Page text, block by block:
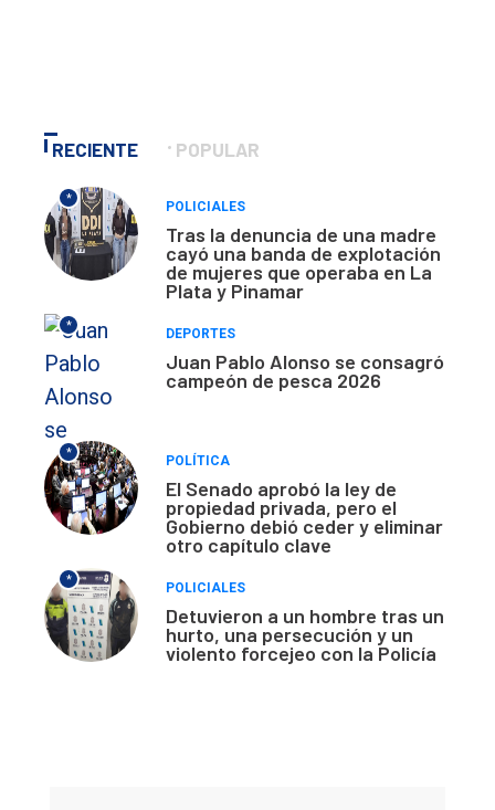
RECIENTE POPULAR
*
POLICIALES
Tras la denuncia de una madre
cayó una banda de explotación
de mujeres que operaba en La
Plata y Pinamar
*
DEPORTES
Juan Pablo Alonso se consagró
campeón de pesca 2026
*
POLÍTICA
El Senado aprobó la ley de
propiedad privada, pero el
Gobierno debió ceder y eliminar
otro capítulo clave
*
POLICIALES
Detuvieron a un hombre tras un
hurto, una persecución y un
violento forcejeo con la Policía